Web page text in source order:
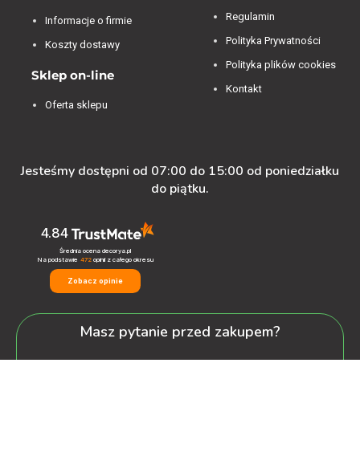
Informacje o firmie
Koszty dostawy
Sklep on-line
Oferta sklepu
Regulamin
Polityka Prywatności
Polityka plików cookies
Kontakt
Jesteśmy dostępni od 07:00 do 15:00 od poniedziałku
do piątku.
4.84
Średnia ocena decorya.pl
Na podstawie 472opinii z całego okresu
Zobacz opinie
Masz pytanie przed zakupem?